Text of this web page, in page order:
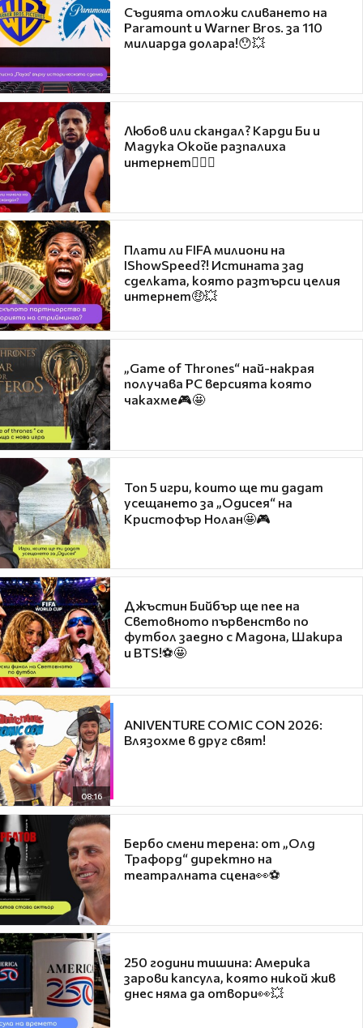
Съдията отложи сливането на
Paramount и Warner Bros. за 110
милиарда долара!😯💥
Любов или скандал? Карди Би и
Мадука Окойе разпалиха
интернет❤️‍🔥🔥
Плати ли FIFA милиони на
IShowSpeed?! Истината зад
сделката, която разтърси целия
интернет🤑💥
„Game of Thrones“ най-накрая
получава PC версията която
чакахме🎮🤩
Топ 5 игри, които ще ти дадат
усещането за „Одисея“ на
Кристофър Нолан🤩🎮
Джъстин Бийбър ще пее на
Световното първенство по
футбол заедно с Мадона, Шакира
и BTS!⚽🤩
08:16
ANIVENTURE COMIC CON 2026:
Влязохме в друг свят!
Бербо смени терена: от „Олд
Трафорд“ директно на
театралната сцена👀⚽
250 години тишина: Америка
зарови капсула, която никой жив
днес няма да отвори👀💥